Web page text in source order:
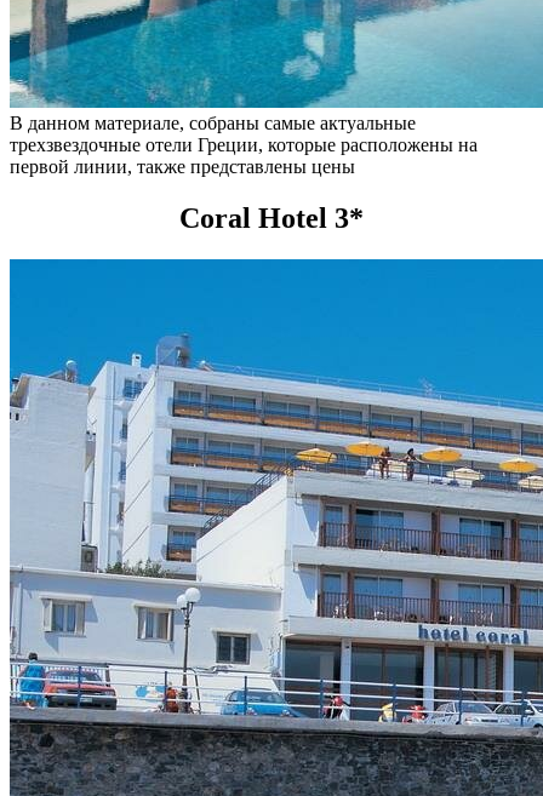
В данном материале, собраны самые актуальные
трехзвездочные отели Греции, которые расположены на
первой линии, также представлены цены
Coral Hotel 3*